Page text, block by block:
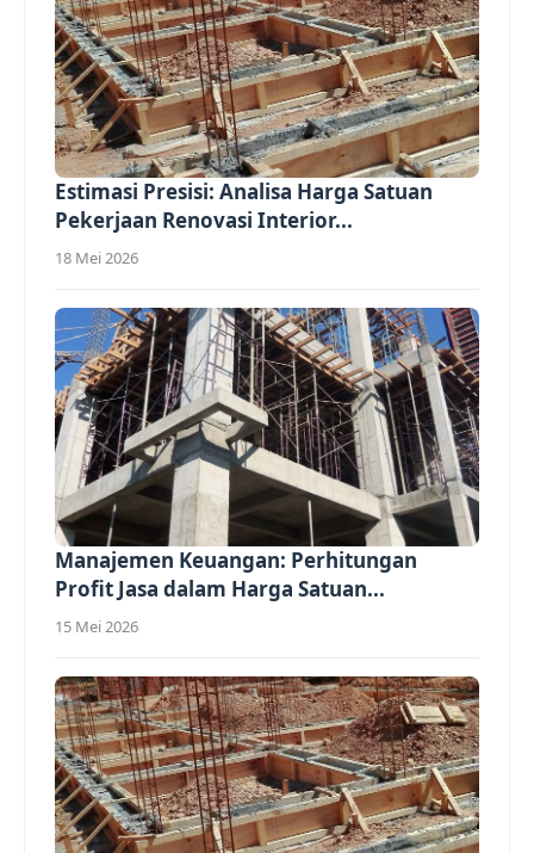
Estimasi Presisi: Analisa Harga Satuan
Pekerjaan Renovasi Interior...
18 Mei 2026
Manajemen Keuangan: Perhitungan
Profit Jasa dalam Harga Satuan...
15 Mei 2026